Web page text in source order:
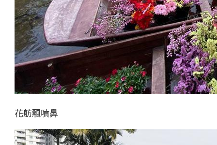
花舫飄噴鼻